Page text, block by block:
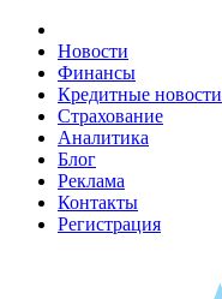
Новости
Финансы
Кредитные новости
Страхование
Аналитика
Блог
Реклама
Контакты
Регистрация